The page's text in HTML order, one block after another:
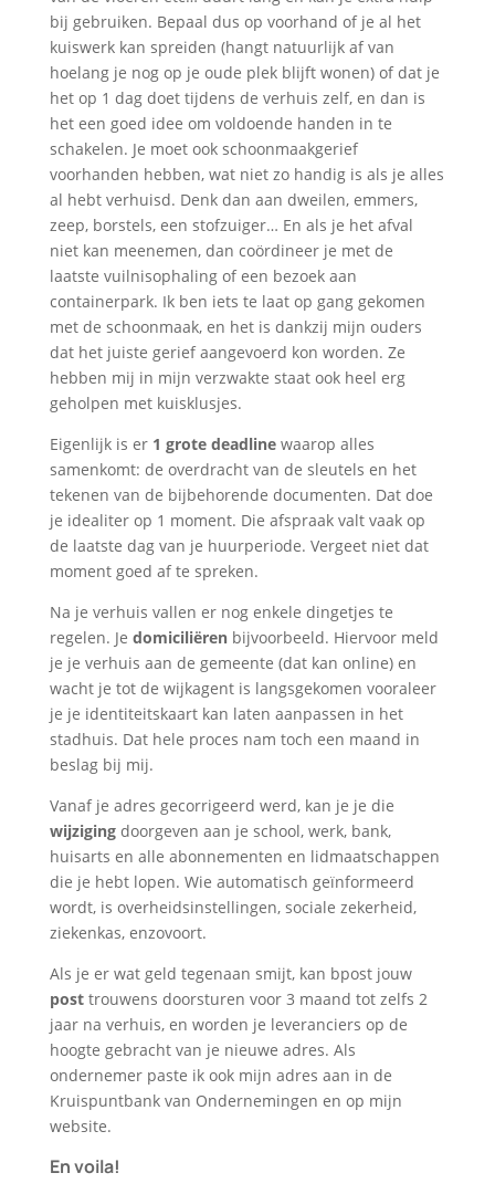
bij gebruiken. Bepaal dus op voorhand of je al het
kuiswerk kan spreiden (hangt natuurlijk af van
hoelang je nog op je oude plek blijft wonen) of dat je
het op 1 dag doet tijdens de verhuis zelf, en dan is
het een goed idee om voldoende handen in te
schakelen. Je moet ook schoonmaakgerief
voorhanden hebben, wat niet zo handig is als je alles
al hebt verhuisd. Denk dan aan dweilen, emmers,
zeep, borstels, een stofzuiger… En als je het afval
niet kan meenemen, dan coördineer je met de
laatste vuilnisophaling of een bezoek aan
containerpark. Ik ben iets te laat op gang gekomen
met de schoonmaak, en het is dankzij mijn ouders
dat het juiste gerief aangevoerd kon worden. Ze
hebben mij in mijn verzwakte staat ook heel erg
geholpen met kuisklusjes.
Eigenlijk is er1 grote deadlinewaarop alles
samenkomt: de overdracht van de sleutels en het
tekenen van de bijbehorende documenten. Dat doe
je idealiter op 1 moment. Die afspraak valt vaak op
de laatste dag van je huurperiode. Vergeet niet dat
moment goed af te spreken.
Na je verhuis vallen er nog enkele dingetjes te
regelen. Je domiciliërenbijvoorbeeld. Hiervoor meld
je je verhuis aan de gemeente (dat kan online) en
wacht je tot de wijkagent is langsgekomen vooraleer
je je identiteitskaart kan laten aanpassen in het
stadhuis. Dat hele proces nam toch een maand in
beslag bij mij.
Vanaf je adres gecorrigeerd werd, kan je je die
wijzigingdoorgeven aan je school, werk, bank,
huisarts en alle abonnementen en lidmaatschappen
die je hebt lopen. Wie automatisch geïnformeerd
wordt, is overheidsinstellingen, sociale zekerheid,
ziekenkas, enzovoort.
Als je er wat geld tegenaan smijt, kan bpost jouw
posttrouwens doorsturen voor 3 maand tot zelfs 2
jaar na verhuis, en worden je leveranciers op de
hoogte gebracht van je nieuwe adres. Als
ondernemer paste ik ook mijn adres aan in de
Kruispuntbank van Ondernemingen en op mijn
website.
En voila!